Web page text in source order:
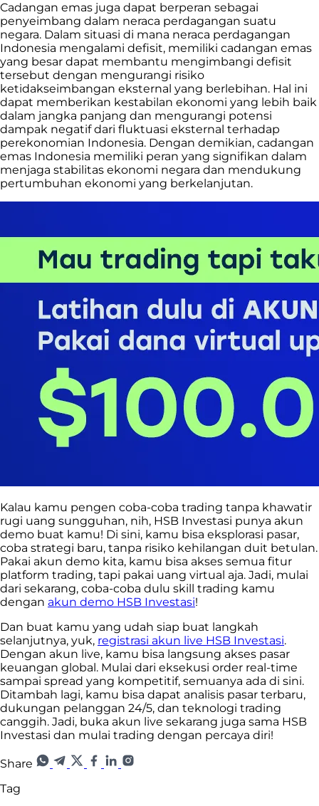
Cadangan emas juga dapat berperan sebagai
penyeimbang dalam neraca perdagangan suatu
negara. Dalam situasi di mana neraca perdagangan
Indonesia mengalami defisit, memiliki cadangan emas
yang besar dapat membantu mengimbangi defisit
tersebut dengan mengurangi risiko
ketidakseimbangan eksternal yang berlebihan. Hal ini
dapat memberikan kestabilan ekonomi yang lebih baik
dalam jangka panjang dan mengurangi potensi
dampak negatif dari fluktuasi eksternal terhadap
perekonomian Indonesia. Dengan demikian, cadangan
emas Indonesia memiliki peran yang signifikan dalam
menjaga stabilitas ekonomi negara dan mendukung
pertumbuhan ekonomi yang berkelanjutan.
Kalau kamu pengen coba-coba trading tanpa khawatir
rugi uang sungguhan, nih, HSB Investasi punya akun
demo buat kamu! Di sini, kamu bisa eksplorasi pasar,
coba strategi baru, tanpa risiko kehilangan duit betulan.
Pakai akun demo kita, kamu bisa akses semua fitur
platform trading, tapi pakai uang virtual aja. Jadi, mulai
dari sekarang, coba-coba dulu skill trading kamu
dengan akun demo HSB Investasi!
Dan buat kamu yang udah siap buat langkah
selanjutnya, yuk, registrasi akun live HSB Investasi.
Dengan akun live, kamu bisa langsung akses pasar
keuangan global. Mulai dari eksekusi order real-time
sampai spread yang kompetitif, semuanya ada di sini.
Ditambah lagi, kamu bisa dapat analisis pasar terbaru,
dukungan pelanggan 24/5, dan teknologi trading
canggih. Jadi, buka akun live sekarang juga sama HSB
Investasi dan mulai trading dengan percaya diri!
Share
Tag